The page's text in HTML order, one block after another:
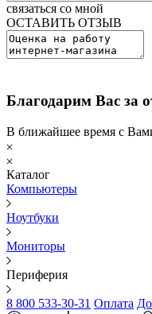
связаться со мной
ОСТАВИТЬ ОТЗЫВ
Благодарим Вас за
В ближайшее время с
Каталог
Компьютеры
Ноутбуки
Мониторы
Периферия
8 800 533-30-31 Оплата